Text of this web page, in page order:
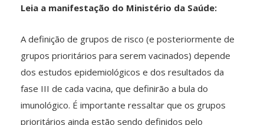
Leia a manifestação do Ministério da Saúde:
A definição de grupos de risco (e posteriormente de
grupos prioritários para serem vacinados) depende
dos estudos epidemiológicos e dos resultados da
fase III de cada vacina, que definirão a bula do
imunológico. É importante ressaltar que os grupos
prioritários ainda estão sendo definidos pelo